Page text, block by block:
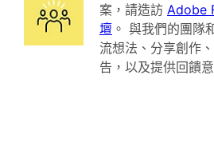
案，請造訪 Adobe
壇 。 與我們的團隊
流想法、分享創作
告，以及提供回饋意